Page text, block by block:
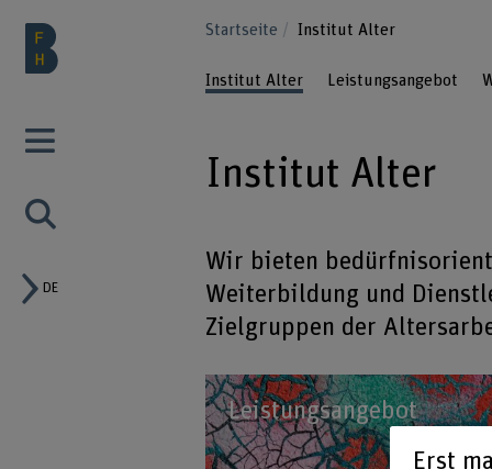
DE
Startseite Institut Alter
Institut Alter Leistungsangebot
Institut Alter
Wir bieten
Weiterbildung und
Zielgruppen der
Leistungsangebot
Erst